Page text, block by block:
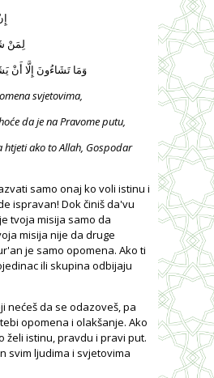
لِمَنْ
وَمَا تَشَاءُونَ إِلَّا أَنْ
svjetovima,
da je na Pravome putu,
htjeti ako to Allah, Gospodar
samo onaj ko voli istinu i
ispravan! Dok činiš da'vu
tvoja misija samo da
misija nije da druge
je samo opomena. Ako ti
ili skupina odbijaju
nećeš da se odazoveš, pa
opomena i olakšanje. Ako
želi istinu, pravdu i pravi put.
svim ljudima i svjetovima